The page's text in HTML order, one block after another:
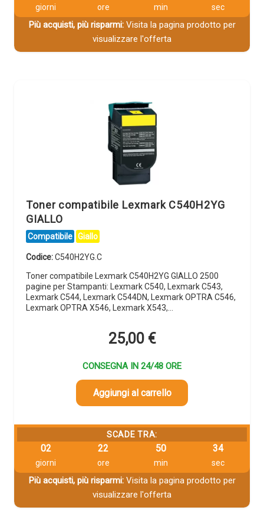
giorni ore min sec
Più acquisti, più risparmi:Visita la pagina prodotto per
visualizzare l'offerta
Toner compatibile Lexmark C540H2YG
GIALLO
Compatibile Giallo
Codice:C540H2YG.C
Toner compatibile Lexmark C540H2YG GIALLO 2500
pagine per Stampanti: Lexmark C540, Lexmark C543,
Lexmark C544, Lexmark C544DN, Lexmark OPTRA C546,
Lexmark OPTRA X546, Lexmark X543,…
25,00 €
CONSEGNA IN 24/48 ORE
Aggiungi al carrello
SCADE TRA:
02
giorni
22
ore
50
min
33
sec
Più acquisti, più risparmi:Visita la pagina prodotto per
visualizzare l'offerta